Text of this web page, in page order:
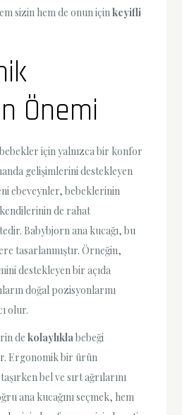
sizin hem de onun içinkeyifli
Önemi
için yalnızca bir konfor
gelişimlerini destekleyen
ebeveynler, bebeklerinin
de rahat
Babybjorn ana kucağı, bu
tasarlanmıştır. Örneğin,
destekleyen bir açıda
doğal pozisyonlarını
olur.
dekolaylıkla bebeği
Ergonomik bir ürün
bel ve sırt ağrılarını
ana kucağını seçmek, hem